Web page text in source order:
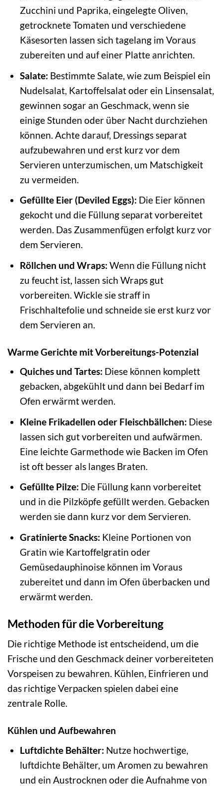
Zucchini und Paprika, eingelegte Oliven,
getrocknete Tomaten und verschiedene
Käsesorten lassen sich tagelang im Voraus
zubereiten und auf einer Platte anrichten.
Salate: Bestimmte Salate, wie zum Beispiel ein
Nudelsalat, Kartoffelsalat oder ein Linsensalat,
gewinnen sogar an Geschmack, wenn sie
einige Stunden oder über Nacht durchziehen
können. Achte darauf, Dressings separat
aufzubewahren und erst kurz vor dem
Servieren unterzumischen, um Matschigkeit
zu vermeiden.
Gefüllte Eier (Deviled Eggs): Die Eier können
gekocht und die Füllung separat vorbereitet
werden. Das Zusammenfügen erfolgt kurz vor
dem Servieren.
Röllchen und Wraps: Wenn die Füllung nicht
zu feucht ist, lassen sich Wraps gut
vorbereiten. Wickle sie straff in
Frischhaltefolie und schneide sie erst kurz vor
dem Servieren an.
Warme Gerichte mit Vorbereitungs-Potenzial
Quiches und Tartes: Diese können komplett
gebacken, abgekühlt und dann bei Bedarf im
Ofen erwärmt werden.
Kleine Frikadellen oder Fleischbällchen: Diese
lassen sich gut vorbereiten und aufwärmen.
Eine leichte Garmethode wie Backen im Ofen
ist oft besser als langes Braten.
Gefüllte Pilze: Die Füllung kann vorbereitet
und in die Pilzköpfe gefüllt werden. Gebacken
werden sie dann kurz vor dem Servieren.
Gratinierte Snacks: Kleine Portionen von
Gratin wie Kartoffelgratin oder
Gemüsedauphinoise können im Voraus
zubereitet und dann im Ofen überbacken und
erwärmt werden.
Methoden für die Vorbereitung
Die richtige Methode ist entscheidend, um die
Frische und den Geschmack deiner vorbereiteten
Vorspeisen zu bewahren. Kühlen, Einfrieren und
das richtige Verpacken spielen dabei eine
zentrale Rolle.
Kühlen und Aufbewahren
Luftdichte Behälter: Nutze hochwertige,
luftdichte Behälter, um Aromen zu bewahren
und ein Austrocknen oder die Aufnahme von